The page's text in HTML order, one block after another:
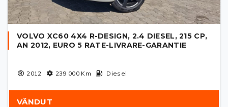
VOLVO XC60 4X4 R-DESIGN, 2.4 DIESEL, 215 CP,
AN 2012, EURO 5 RATE-LIVRARE-GARANTIE
2012 239 000Km Diesel
VÂNDUT